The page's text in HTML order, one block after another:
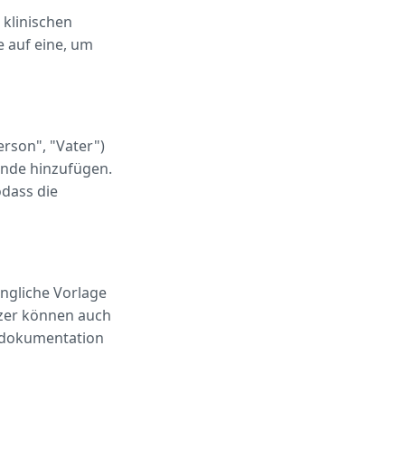
auf eine, um
"Vater")
hinzufügen.
die
Vorlage
können auch